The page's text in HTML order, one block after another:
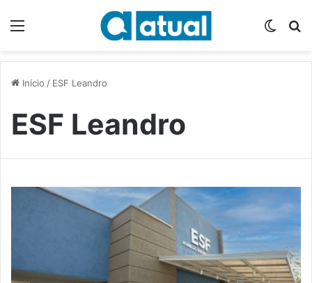
Início / ESF Leandro
ESF Leandro